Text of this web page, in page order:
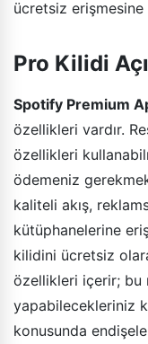
ücretsiz erişmesine
Pro Kilidi
Spotify Premium
özellikleri vardır.
özellikleri
ödemeniz
kaliteli akış,
kütüphanelerine
kilidini ücretsiz
özellikleri içerir; bu
yapabilecekleriniz
konusunda